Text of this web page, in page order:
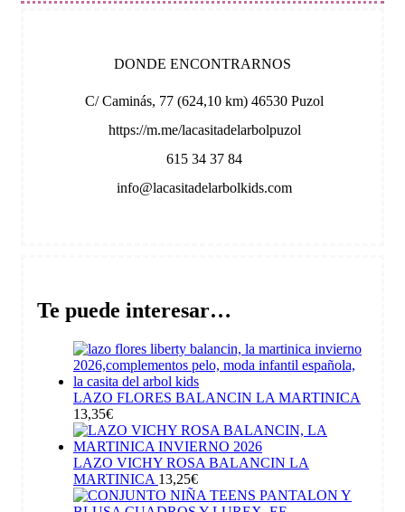
DONDE ENCONTRARNOS
C/ Caminás, 77 (624,10 km) 46530 Puzol
https://m.me/lacasitadelarbolpuzol
615 34 37 84
info@lacasitadelarbolkids.com
Te puede interesar…
LAZO FLORES BALANCIN LA MARTINICA
13,35€
LAZO VICHY ROSA BALANCIN LA
MARTINICA 13,25€